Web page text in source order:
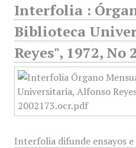
Interfolia :
Biblioteca
Reyes", 1972, No
Interfolia difunde ensayos